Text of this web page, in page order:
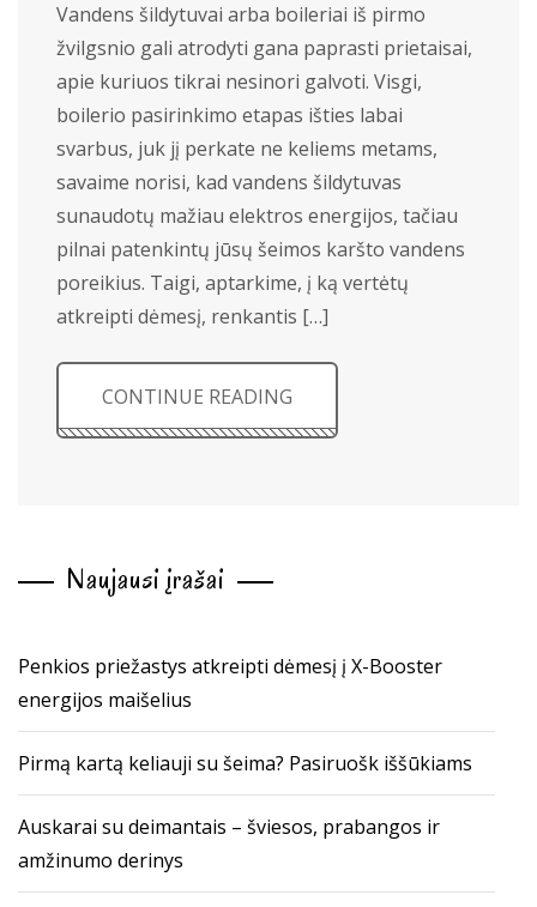
Vandens šildytuvai arba boileriai iš pirmo
žvilgsnio gali atrodyti gana paprasti prietaisai,
apie kuriuos tikrai nesinori galvoti. Visgi,
boilerio pasirinkimo etapas išties labai
svarbus, juk jį perkate ne keliems metams,
savaime norisi, kad vandens šildytuvas
sunaudotų mažiau elektros energijos, tačiau
pilnai patenkintų jūsų šeimos karšto vandens
poreikius. Taigi, aptarkime, į ką vertėtų
atkreipti dėmesį, renkantis […]
CONTINUE READING
Naujausi įrašai
Penkios priežastys atkreipti dėmesį į X-Booster
energijos maišelius
Pirmą kartą keliauji su šeima? Pasiruošk iššūkiams
Auskarai su deimantais – šviesos, prabangos ir
amžinumo derinys